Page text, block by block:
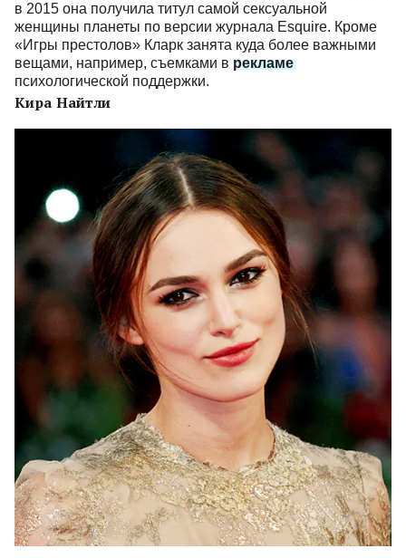
в 2015 она получила титул самой сексуальной
женщины планеты по версии журнала Esquire. Кроме
«Игры престолов» Кларк занята куда более важными
вещами, например, съемками в рекламе
психологической поддержки.
Кира Найтли